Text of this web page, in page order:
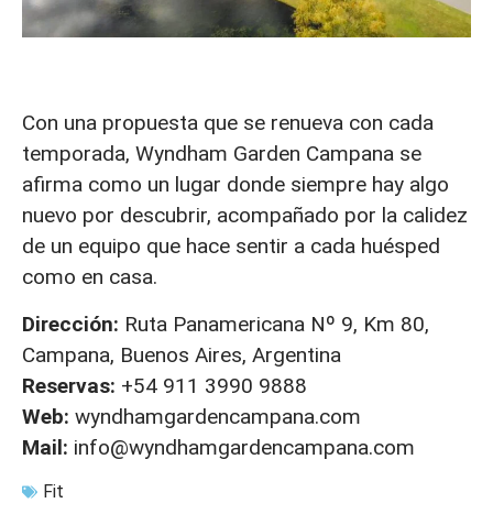
Con una propuesta que se renueva con cada
temporada, Wyndham Garden Campana se
afirma como un lugar donde siempre hay algo
nuevo por descubrir, acompañado por la calidez
de un equipo que hace sentir a cada huésped
como en casa.
Dirección: Ruta Panamericana Nº 9, Km 80,
Campana, Buenos Aires, Argentina
Reservas: +54 911 3990 9888
Web: wyndhamgardencampana.com
Mail: info@wyndhamgardencampana.com
Fit